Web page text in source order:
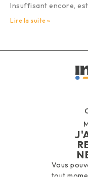
Insuffisant encore,
Lire la suite »
Vous